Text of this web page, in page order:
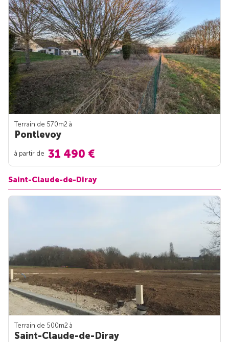
Terrain de 570m2 à
Pontlevoy
à partir de 31 490 €
Saint-Claude-de-Diray
Terrain de 500m2 à
Saint-Claude-de-Diray